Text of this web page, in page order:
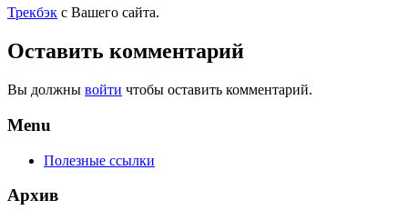
Трекбэк с Вашего сайта.
Оставить комментарий
Вы должны войти чтобы оставить комментарий.
Menu
Полезные ссылки
Архив